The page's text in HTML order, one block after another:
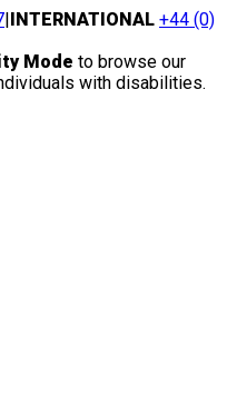
|INTERNATIONAL +44 (0)
Mode to browse our
with disabilities.